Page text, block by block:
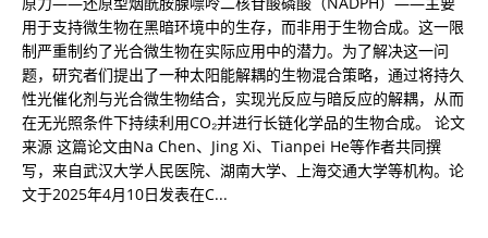
用于支持微生物在黑暗环境中的生存，而非用于生物合成。这一限
制严重制约了光合微生物在实际应用中的潜力。为了解决这一问
题，研究者们提出了一种太阳能解耦的生物混合策略，通过将持久
性光催化剂与光合微生物结合，实现光反应与暗反应的解耦，从而
在无光照条件下持续利用CO₂并进行长链化学品的生物合成。 论文
来源 这篇论文由Na Chen、Jing Xi、Tianpei He等作者共同撰
写，来自武汉大学人民医院、湖南大学、上海交通大学等机构。论
文于2025年4月10日发表在C...